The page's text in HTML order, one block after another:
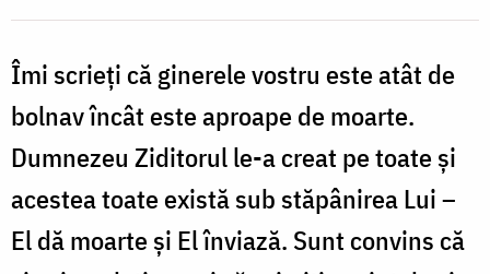
/
Foto:
Ștefan
Cojocariu
Îmi scrieți că ginerele vostru este atât de
bolnav încât este aproape de moarte.
Dumnezeu Ziditorul le-a creat pe toate și
acestea toate există sub stăpânirea Lui –
El dă moarte și El înviază. Sunt convins că